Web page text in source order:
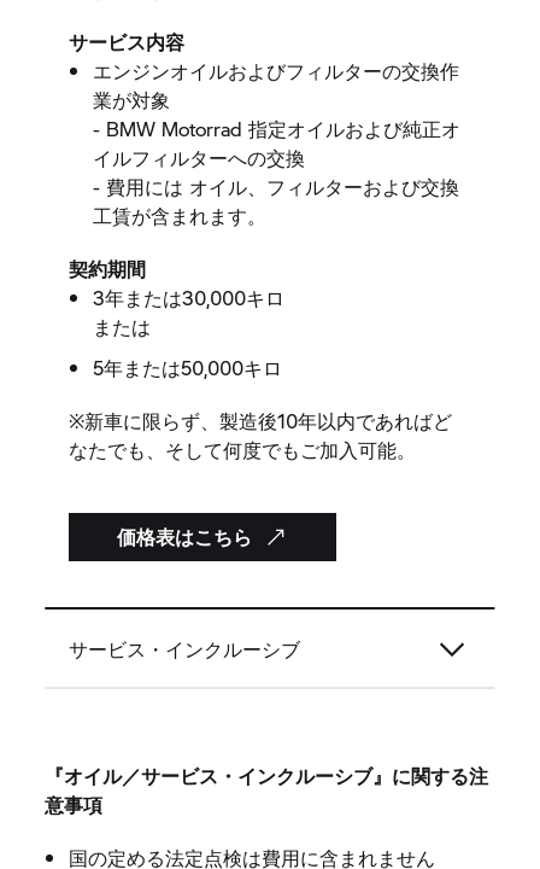
サービス内容
エンジンオイルおよびフィルターの交換作
業が対象
- BMW Motorrad 指定オイルおよび純正オ
イルフィルターへの交換
- 費用には オイル、フィルターおよび交換
工賃が含まれます。
契約期間
3年または30,000キロ
または
5年または50,000キロ
※新車に限らず、製造後10年以内であればど
なたでも、そして何度でもご加入可能。
価格表はこちら
サービス・インクルーシブ
『オイル／サービス・インクルーシブ』に関する注
意事項
国の定める法定点検は費用に含まれません